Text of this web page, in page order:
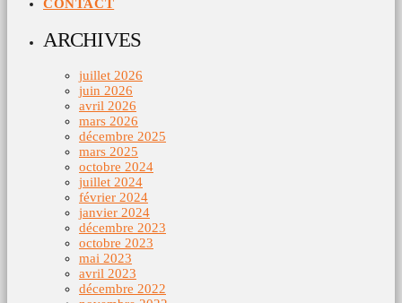
CONTACT
ARCHIVES
juillet 2026
juin 2026
avril 2026
mars 2026
décembre 2025
mars 2025
octobre 2024
juillet 2024
février 2024
janvier 2024
décembre 2023
octobre 2023
mai 2023
avril 2023
décembre 2022